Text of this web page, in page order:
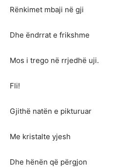
Rënkimet mbaji në gji
Dhe ëndrrat e frikshme
Mos i trego në rrjedhë uji.
Fli!
Gjithë natën e pikturuar
Me kristalte yjesh
Dhe hënën që përgjon